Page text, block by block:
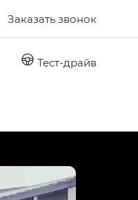
Заказать звонок
Тест-драйв